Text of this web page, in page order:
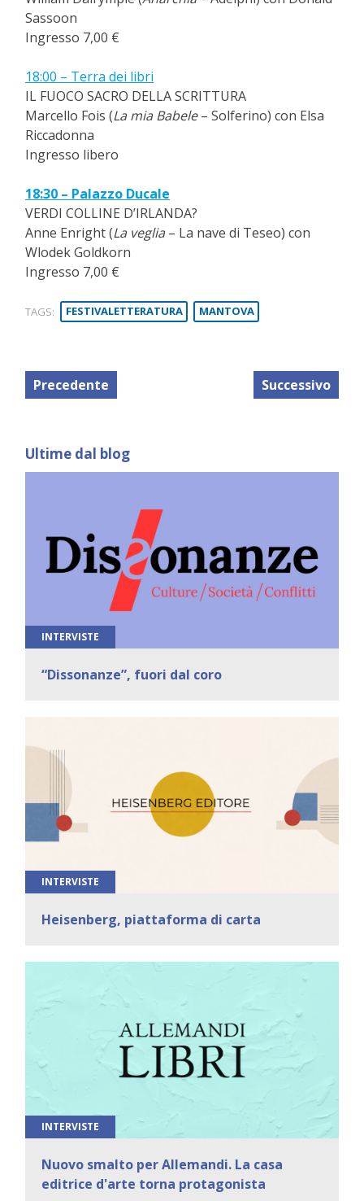
Sassoon
Ingresso 7,00 €
18:00 – Terra dei libri
IL FUOCO SACRO DELLA SCRITTURA
Marcello Fois (La mia Babele– Solferino) con Elsa
Riccadonna
Ingresso libero
18:30 – Palazzo Ducale
VERDI COLLINE D’IRLANDA?
Anne Enright (La veglia – La nave di Teseo) con
Wlodek Goldkorn
Ingresso 7,00 €
TAGS: FESTIVALETTERATURA MANTOVA
Precedente Successivo
Ultime dal blog
INTERVISTE
“Dissonanze”, fuori dal coro
INTERVISTE
Heisenberg, piattaforma di carta
INTERVISTE
Nuovo smalto per Allemandi. La casa
editrice d'arte torna protagonista